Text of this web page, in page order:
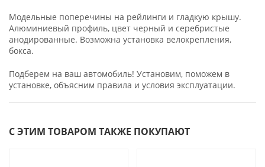
Модельные поперечины на рейлинги и гладкую крышу.
Алюминиевый профиль, цвет черный и серебристые
анодированные. Возможна установка велокрепления,
бокса.
Подберем на ваш автомобиль! Установим, поможем в
установке, объясним правила и условия эксплуатации.
С ЭТИМ ТОВАРОМ ТАКЖЕ ПОКУПАЮТ